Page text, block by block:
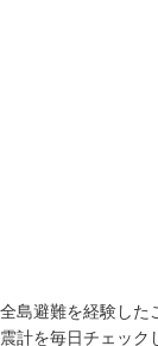
島避難を経験した
計を毎日チェック